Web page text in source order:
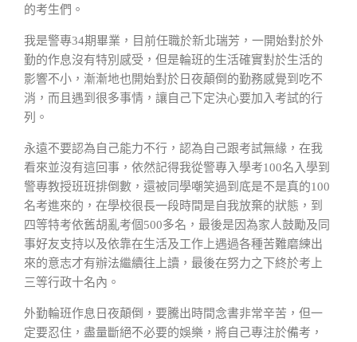
的考生們。
我是警專34期畢業，目前任職於新北瑞芳，一開始對於外
勤的作息沒有特別感受，但是輪班的生活確實對於生活的
影響不小，漸漸地也開始對於日夜顛倒的勤務感覺到吃不
消，而且遇到很多事情，讓自己下定決心要加入考試的行
列。
永遠不要認為自己能力不行，認為自己跟考試無緣，在我
看來並沒有這回事，依然記得我從警專入學考100名入學到
警專教授班班排倒數，還被同學嘲笑過到底是不是真的100
名考進來的，在學校很長一段時間是自我放棄的狀態，到
四等特考依舊胡亂考個500多名，最後是因為家人鼓勵及同
事好友支持以及依靠在生活及工作上遇過各種苦難磨練出
來的意志才有辦法繼續往上讀，最後在努力之下終於考上
三等行政十名內。
外勤輪班作息日夜顛倒，要騰出時間念書非常辛苦，但一
定要忍住，盡量斷絕不必要的娛樂，將自己專注於備考，